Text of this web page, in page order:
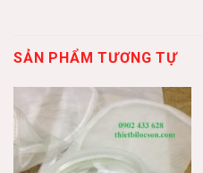
SẢN PHẨM TƯƠNG TỰ